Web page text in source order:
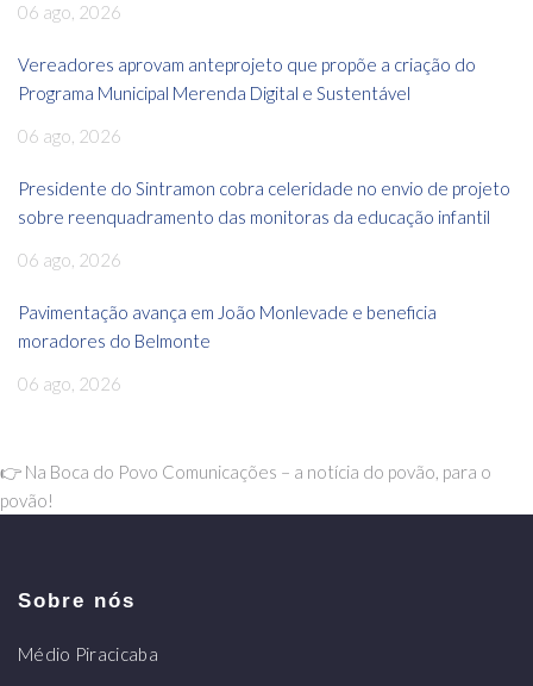
06 ago, 2026
Vereadores aprovam anteprojeto que propõe a criação do
Programa Municipal Merenda Digital e Sustentável
06 ago, 2026
Presidente do Sintramon cobra celeridade no envio de projeto
sobre reenquadramento das monitoras da educação infantil
06 ago, 2026
Pavimentação avança em João Monlevade e beneficia
moradores do Belmonte
06 ago, 2026
👉 Na Boca do Povo Comunicações – a notícia do povão, para o
povão!
Sobre nós
Médio Piracicaba